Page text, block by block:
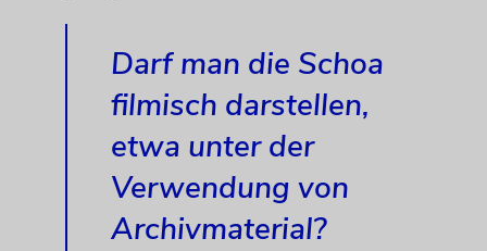
Darf man die Schoa
filmisch darstellen,
etwa unter der
Verwendung von
Archivmaterial?